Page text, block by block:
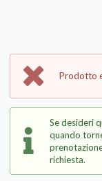
Prodotto
Se desideri
quando
richiesta.